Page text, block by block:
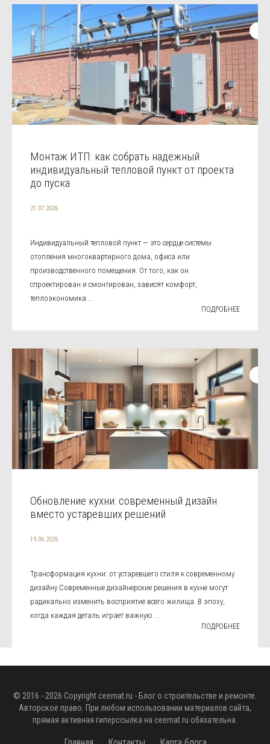
Монтаж ИТП: как собрать надежный
индивидуальный тепловой пункт от проекта
до пуска
21.07.2026
Индивидуальный тепловой пункт — это сердце системы
отопления многоквартирного дома, офиса или
производственного помещения. От того, как он
спроектирован и смонтирован, зависят комфорт,
теплоэкономика ...
ПОДРОБНЕЕ
Обновление кухни: современный дизайн
вместо устаревших решений
19.06.2026
Трансформация кухни: от устаревшего стиля к современному
дизайну Современные дизайнерские решения в кухне могут
радикально изменить восприятие всего жилища. В эпоху,
когда каждая деталь играет важную ...
ПОДРОБНЕЕ
© 2016 - 2026 Copyright ceemat.ru - Блог о строительстве и ремонте.
Авторское право. При любом использовании материалов сайта,
прямая активная гиперссылка на ceemat.ru обязательна.